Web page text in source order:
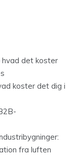
det koster
koster det dig i
fra luften